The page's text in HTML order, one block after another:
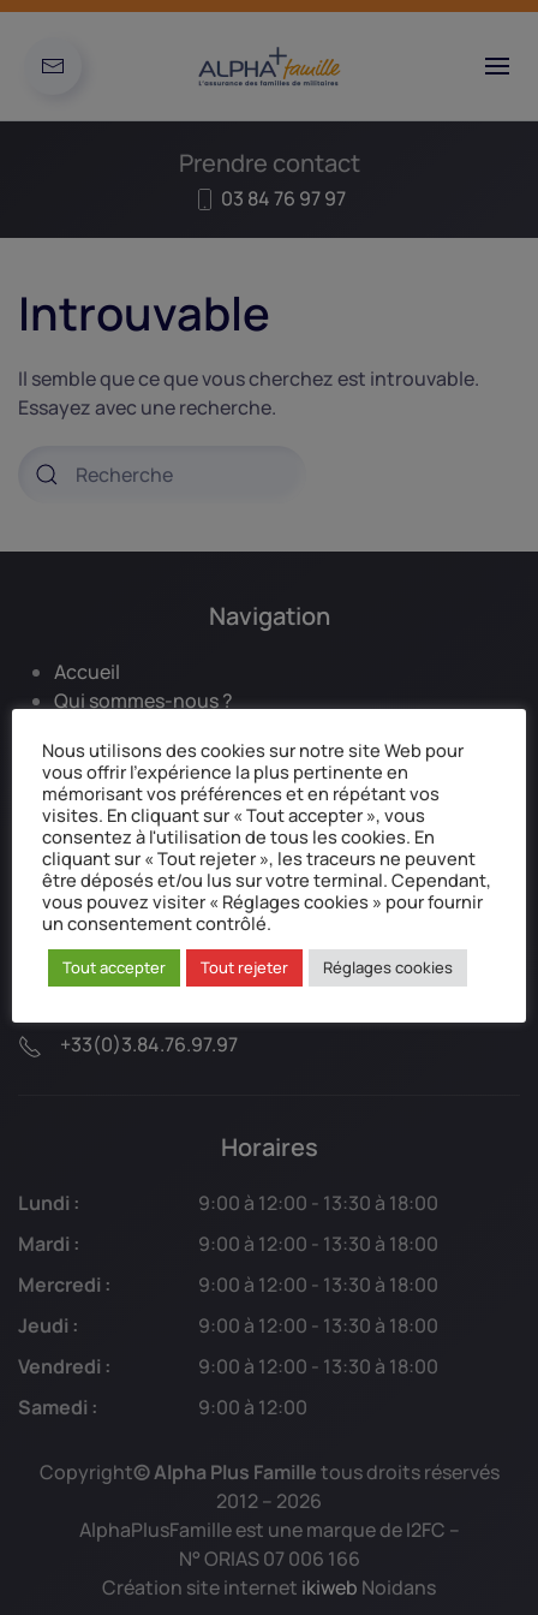
Prendre contact
03 84 76 97 97
Introuvable
Il semble que ce que vous cherchez est introuvable.
Essayez avec une recherche.
Navigation
Accueil
Qui sommes-nous ?
Données personnelles
Réclamation / Médiation
Coordonnées postale
Alpha Plus Famille Assurances
BP 30173
+33(0)3.84.76.97.97
Horaires
Lundi :
9:00 à 12:00 - 13:30 à 18:00
Mardi :
9:00 à 12:00 - 13:30 à 18:00
Mercredi :
9:00 à 12:00 - 13:30 à 18:00
Jeudi :
9:00 à 12:00 - 13:30 à 18:00
Vendredi :
9:00 à 12:00 - 13:30 à 18:00
Samedi :
9:00 à 12:00
Copyright© Alpha Plus Familletous droits réservés
2012 – 2026
AlphaPlusFamille est une marque de I2FC –
N° ORIAS 07 006 166
Création site internet ikiweb Noidans
Nous utilisons des cookies sur notre site Web pour
vous offrir l'expérience la plus pertinente en
mémorisant vos préférences et en répétant vos
visites. En cliquant sur « Tout accepter », vous
consentez à l'utilisation de tous les cookies. En
cliquant sur « Tout rejeter », les traceurs ne peuvent
être déposés et/ou lus sur votre terminal. Cependant,
vous pouvez visiter « Réglages cookies » pour fournir
un consentement contrôlé.
Tout accepter Tout rejeter Réglages cookies